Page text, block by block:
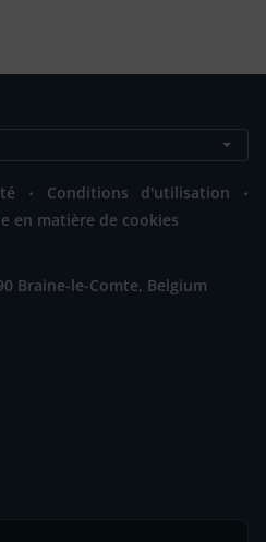
. Conditions d'utilisation .
en matière de cookies
Braine-le-Comte, Belgium